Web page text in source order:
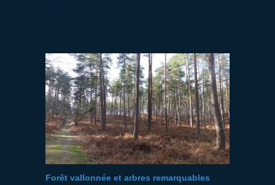
Forêt vallonnée et arbres remarquables